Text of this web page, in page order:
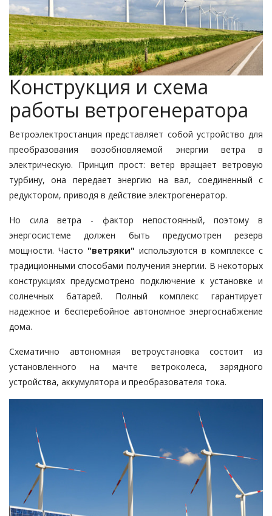
Конструкция и схема
работы ветрогенератора
Ветроэлектростанция представляет собой устройство для
преобразования возобновляемой энергии ветра в
электрическую. Принцип прост: ветер вращает ветровую
турбину, она передает энергию на вал, соединенный с
редуктором, приводя в действие электрогенератор.
Но сила ветра - фактор непостоянный, поэтому в
энергосистеме должен быть предусмотрен резерв
мощности. Часто "ветряки" используются в комплексе с
традиционными способами получения энергии. В некоторых
конструкциях предусмотрено подключение к установке и
солнечных батарей. Полный комплекс гарантирует
надежное и бесперебойное автономное энергоснабжение
дома.
Схематично автономная ветроустановка состоит из
установленного на мачте ветроколеса, зарядного
устройства, аккумулятора и преобразователя тока.